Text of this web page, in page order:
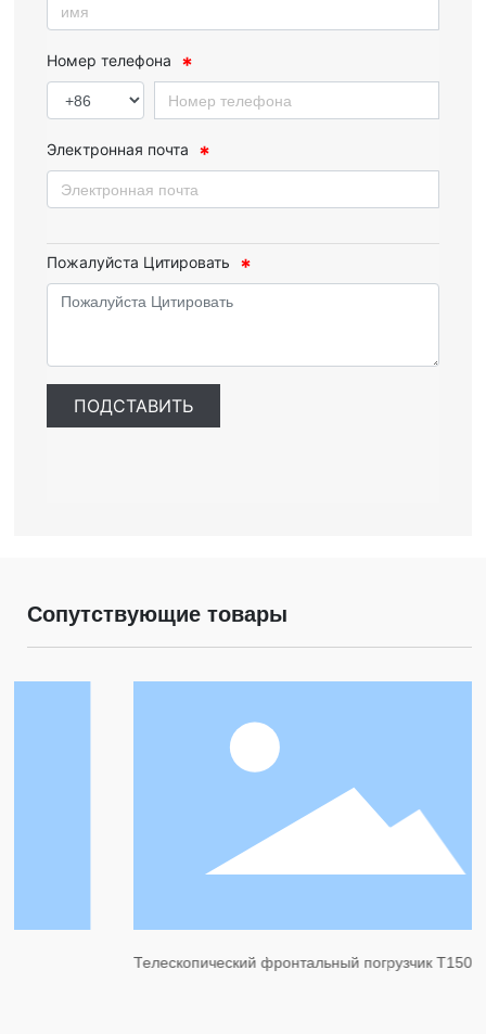
Номер телефона
Электронная почта
Пожалуйста Цитировать
ПОДСТАВИТЬ
Сопутствующие товары
Телескопический фронтальный погрузчик T1500